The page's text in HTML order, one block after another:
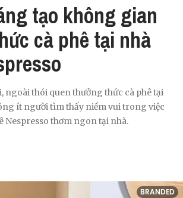
tạo không gian
cà phê tại nhà
ngoài thói quen thưởng thức cà phê tại
ít người tìm thấy niềm vui trong việc
Nespresso thơm ngon tại nhà.
BRANDED